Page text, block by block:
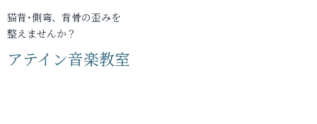
猫背･側弯、背骨の歪みを
整えませんか？
アテイン音楽教室